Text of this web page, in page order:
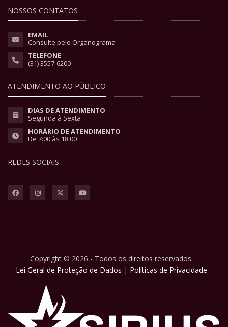
NOSSOS CONTATOS
EMAIL
Consulte pelo Organograma
TELEFONE
(31) 3557-6200
ATENDIMENTO AO PÚBLICO
DIAS DE ATENDIMENTO
Segunda à Sexta
HORÁRIO DE ATENDIMENTO
De 7:00 às 18:00
REDES SOCIAIS
Copyright © 2026 - Todos os direitos reservados.
Lei Geral de Proteção de Dados | Políticas de Privacidade